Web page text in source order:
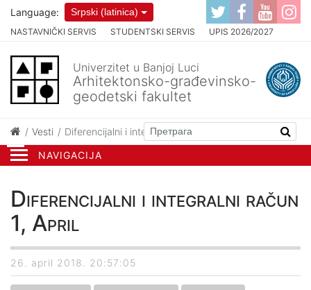
NAVIGACIJA
NASTAVNIČKI SERVIS STUDENTSKI SERVIS UPIS 2026/2027
Language: Srpski (latinica)
Univerzitet u Banjoj Luci
Arhitektonsko-građevinsko-
geodetski fakultet
Vesti Diferencijalni i integralni račun 1, April
Diferencijalni i integralni račun
1, April
26. april 2018. 20:57:05